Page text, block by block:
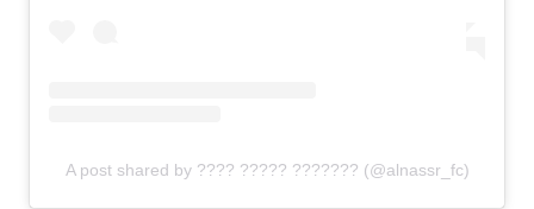
A post shared by ???? ????? ??????? (@alnassr_fc)